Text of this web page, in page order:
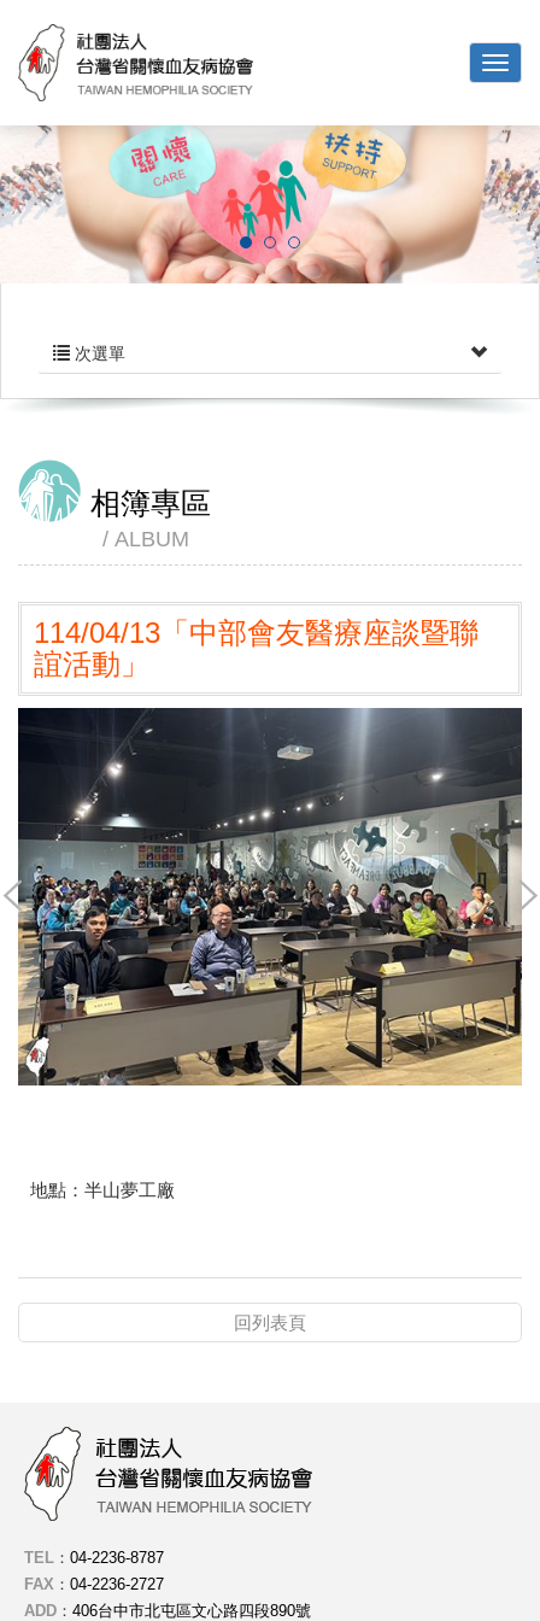
次選單
相簿專區
ALBUM
114/04/13「中部會友醫療座談暨聯
誼活動」
地點：半山夢工廠
回列表頁
TEL ： 04-2236-8787
FAX ： 04-2236-2727
ADD ： 406台中市北屯區文心路四段890號